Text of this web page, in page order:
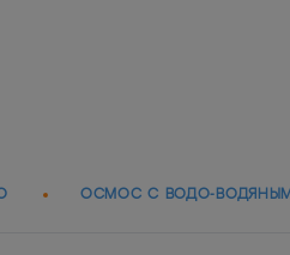
ОСМОС С ВОДО-